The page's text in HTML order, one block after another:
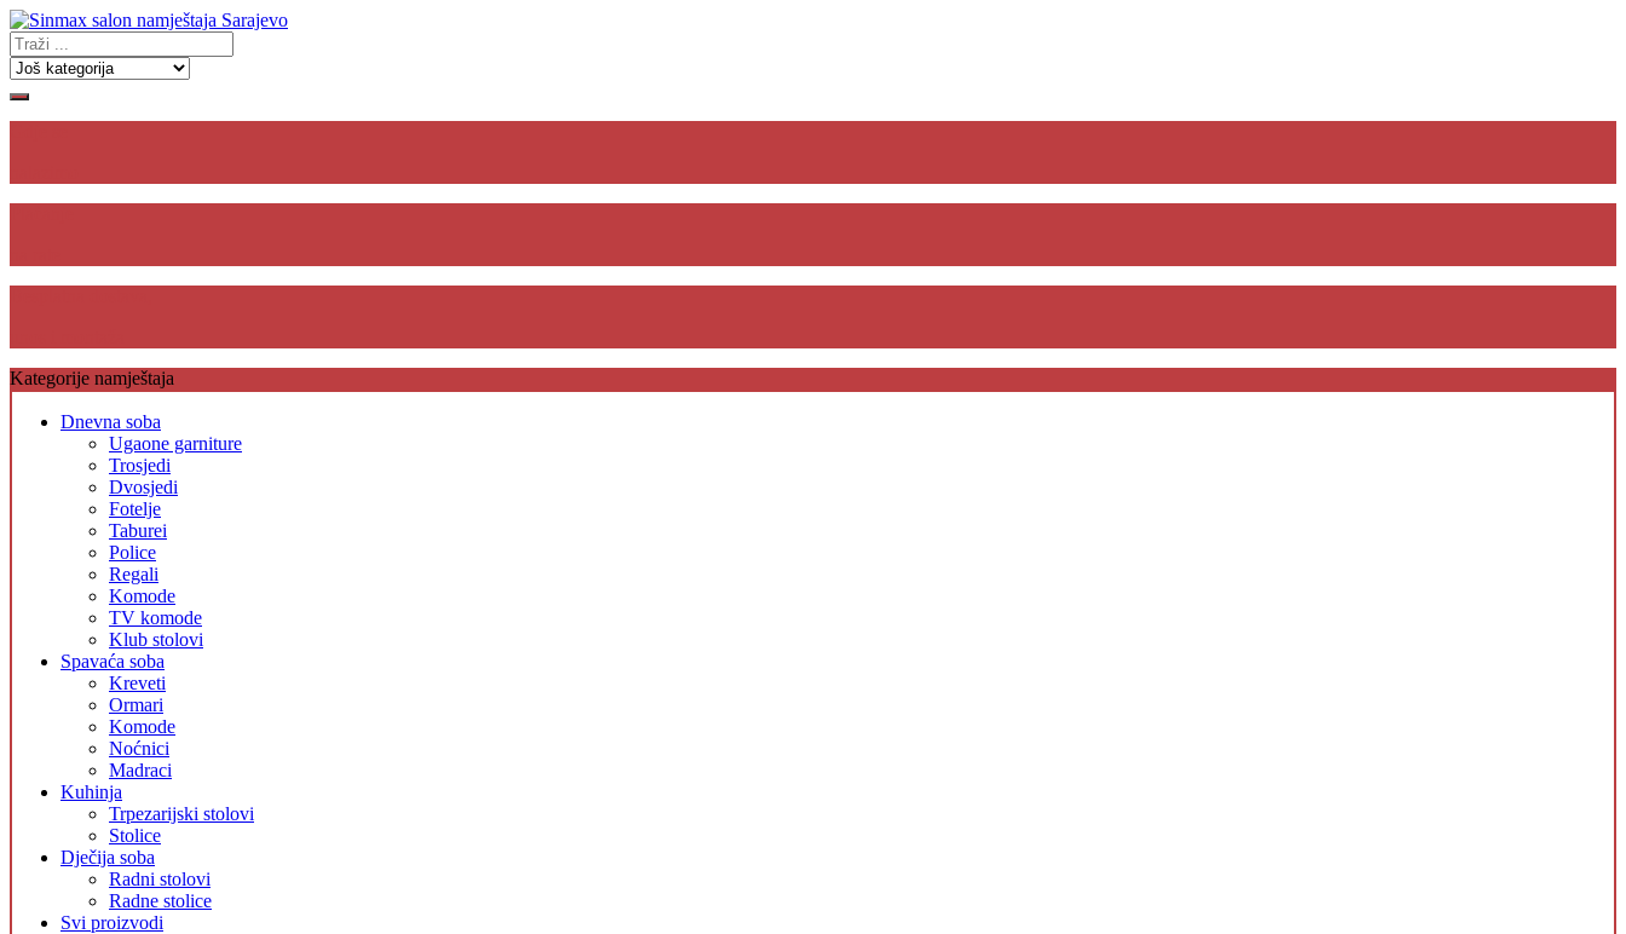
Kategorije namještaja
Dnevna soba
Ugaone garniture
Trosjedi
Dvosjedi
Fotelje
Taburei
Police
Regali
Komode
TV komode
Klub stolovi
Spavaća soba
Kreveti
Ormari
Komode
Noćnici
Madraci
Kuhinja
Trpezarijski stolovi
Stolice
Dječija soba
Radni stolovi
Radne stolice
Svi proizvodi